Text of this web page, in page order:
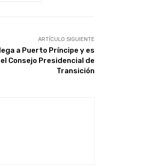
ARTÍCULO SIGUIENTE
a Puerto Príncipe y es
Consejo Presidencial de
Transición